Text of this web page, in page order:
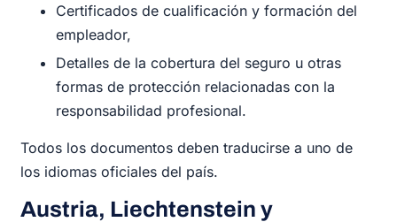
Certificados de cualificación y formación del
empleador,
Detalles de la cobertura del seguro u otras
formas de protección relacionadas con la
responsabilidad profesional.
Todos los documentos deben traducirse a uno de
los idiomas oficiales del país.
Austria, Liechtenstein y